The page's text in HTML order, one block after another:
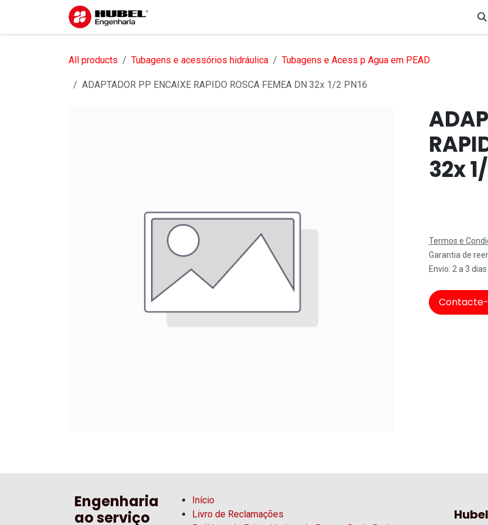
Pular para o conteúdo
All products Tubagens e acessórios hidráulica Tubagens e Acess p Agua em PEAD
ADAPTADOR PP ENCAIXE RAPIDO ROSCA FEMEA DN 32x 1/2 PN16
32x
Termos e
Garantia de
Envio: 2 a 3
Engenharia
ao serviço
Início
Livro de Reclamações